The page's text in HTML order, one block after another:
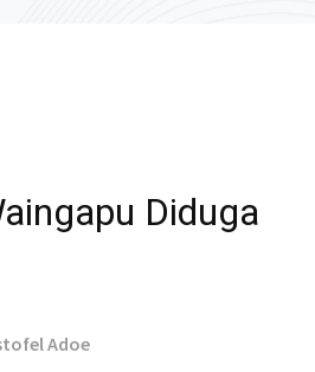
Diduga
Adoe